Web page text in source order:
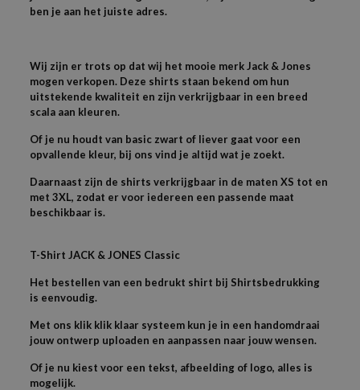
ben je aan het juiste adres.
Wij zijn er trots op dat wij het mooie merk Jack & Jones
mogen verkopen. Deze shirts staan bekend om hun
uitstekende kwaliteit en zijn verkrijgbaar in een breed
scala aan kleuren.
Of je nu houdt van basic zwart of liever gaat voor een
opvallende kleur, bij ons vind je altijd wat je zoekt.
Daarnaast zijn de shirts verkrijgbaar in de maten XS tot en
met 3XL, zodat er voor iedereen een passende maat
beschikbaar is.
T-Shirt JACK & JONES Classic
Het bestellen van een bedrukt shirt bij Shirtsbedrukking
is eenvoudig.
Met ons klik klik klaar systeem kun je in een handomdraai
jouw ontwerp uploaden en aanpassen naar jouw wensen.
Of je nu kiest voor een tekst, afbeelding of logo, alles is
mogelijk.